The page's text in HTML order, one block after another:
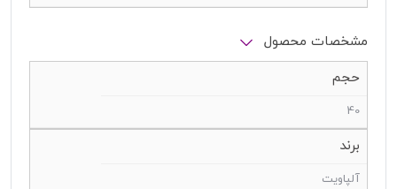
مشخصات محصول
حجم
40
برند
آلپاویت